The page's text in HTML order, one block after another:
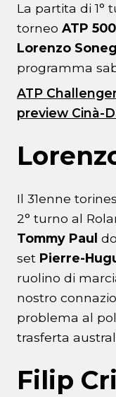
La partita di 1°
torneo ATP
Lorenzo
programma
ATP
preview Cinà-
Il 31enne
2° turno al
Tommy Paul
set Pierre-
ruolino di
nostro
problema al
trasferta
Filip